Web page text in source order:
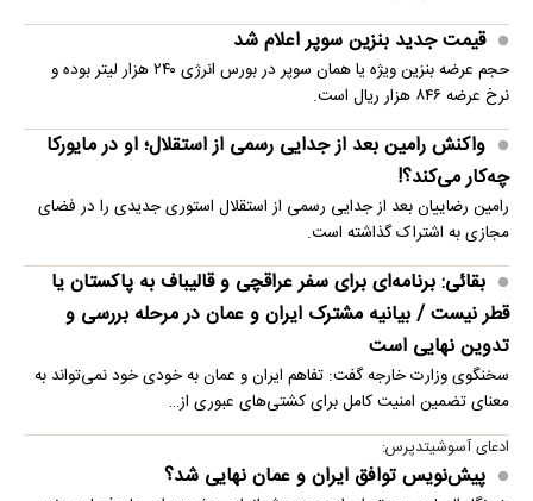
قیمت جدید بنزین سوپر اعلام شد
حجم عرضه بنزین ویژه یا همان سوپر در بورس انرژی ۲۴۰ هزار لیتر بوده و
نرخ عرضه ۸۴۶ هزار ریال است.
واکنش رامین بعد از جدایی رسمی از استقلال؛ او در مایورکا
چه‌کار می‌کند؟!
رامین رضاییان بعد از جدایی رسمی از استقلال استوری جدیدی را در فضای
مجازی به اشتراک گذاشته است.
بقائی: برنامه‌ای برای سفر عراقچی و قالیباف به پاکستان یا
قطر نیست / بیانیه مشترک ایران و عمان در مرحله بررسی و
تدوین نهایی است
سخنگوی وزارت خارجه گفت: تفاهم ایران و عمان به خودی خود نمی‌تواند به
معنای تضمین امنیت کامل برای کشتی‌های عبوری از…
ادعای آسوشیتدپرس:
پیش‌نویس توافق ایران و عمان نهایی شد؟